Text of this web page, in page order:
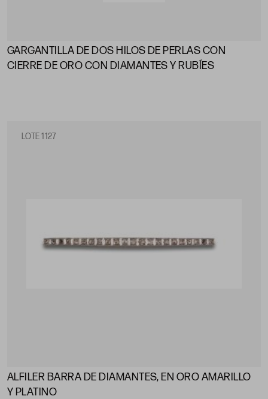
GARGANTILLA DE DOS HILOS DE PERLAS CON
CIERRE DE ORO CON DIAMANTES Y RUBÍES
LOTE 1127
ALFILER BARRA DE DIAMANTES, EN ORO AMARILLO
Y PLATINO